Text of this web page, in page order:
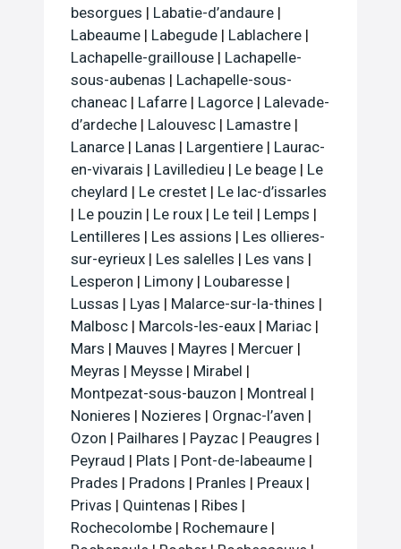
besorgues | Labatie-d’andaure |
Labeaume | Labegude | Lablachere |
Lachapelle-graillouse | Lachapelle-
sous-aubenas | Lachapelle-sous-
chaneac | Lafarre | Lagorce | Lalevade-
d’ardeche | Lalouvesc | Lamastre |
Lanarce | Lanas | Largentiere | Laurac-
en-vivarais | Lavilledieu | Le beage | Le
cheylard | Le crestet | Le lac-d’issarles
| Le pouzin | Le roux | Le teil | Lemps |
Lentilleres | Les assions | Les ollieres-
sur-eyrieux | Les salelles | Les vans |
Lesperon | Limony | Loubaresse |
Lussas | Lyas | Malarce-sur-la-thines |
Malbosc | Marcols-les-eaux | Mariac |
Mars | Mauves | Mayres | Mercuer |
Meyras | Meysse | Mirabel |
Montpezat-sous-bauzon | Montreal |
Nonieres | Nozieres | Orgnac-l’aven |
Ozon | Pailhares | Payzac | Peaugres |
Peyraud | Plats | Pont-de-labeaume |
Prades | Pradons | Pranles | Preaux |
Privas | Quintenas | Ribes |
Rochecolombe | Rochemaure |